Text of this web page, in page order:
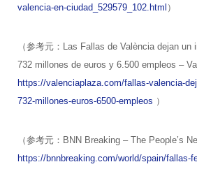
valencia-en-ciudad_529579_102.html ）
（参考元：Las Fallas de València dejan
732 millones de euros y 6.500 empleos –
https://valenciaplaza.com/fallas-valencia-
732-millones-euros-6500-empleos ）
（参考元：BNN Breaking – The People’s
https://bnnbreaking.com/world/spain/fallas-